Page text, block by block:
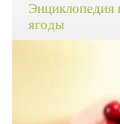
Энциклопедия
ягоды